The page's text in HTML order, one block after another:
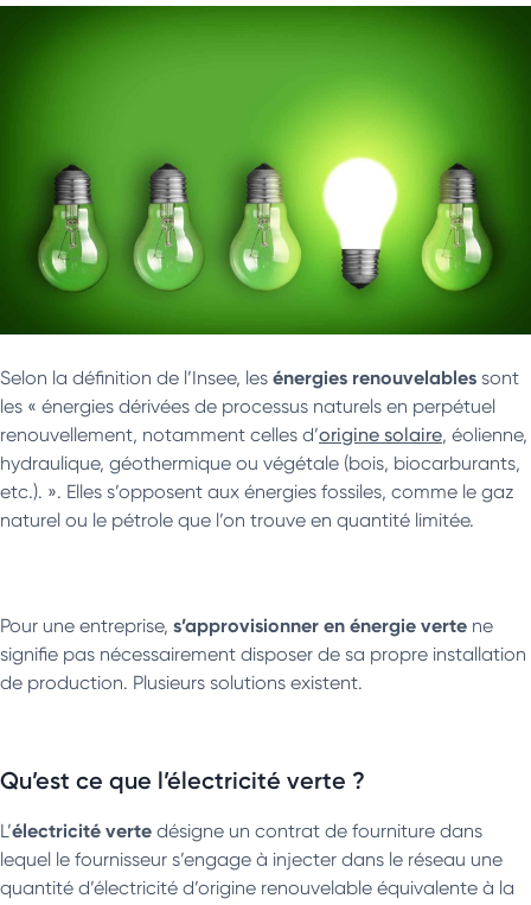
Selon la définition de l’Insee, les énergies renouvelables sont
les « énergies dérivées de processus naturels en perpétuel
renouvellement, notamment celles d’origine solaire, éolienne,
hydraulique, géothermique ou végétale (bois, biocarburants,
etc.). ». Elles s’opposent aux énergies fossiles, comme le gaz
naturel ou le pétrole que l’on trouve en quantité limitée.
Pour une entreprise, s’approvisionner en énergie verte ne
signifie pas nécessairement disposer de sa propre installation
de production. Plusieurs solutions existent.
Qu’est ce que l’électricité verte ?
L’électricité verte désigne un contrat de fourniture dans
lequel le fournisseur s’engage à injecter dans le réseau une
quantité d’électricité d’origine renouvelable équivalente à la